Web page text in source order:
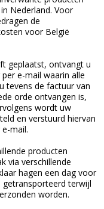
Nederland. Voor
de
voor België
geplaatst, ontvangt u
e-mail waarin alle
tevens de factuur van
orde ontvangen is,
wordt uw
en verstuurd hiervan
mail.
producten
via verschillende
hagen een dag voor
getransporteerd terwijl
worden.